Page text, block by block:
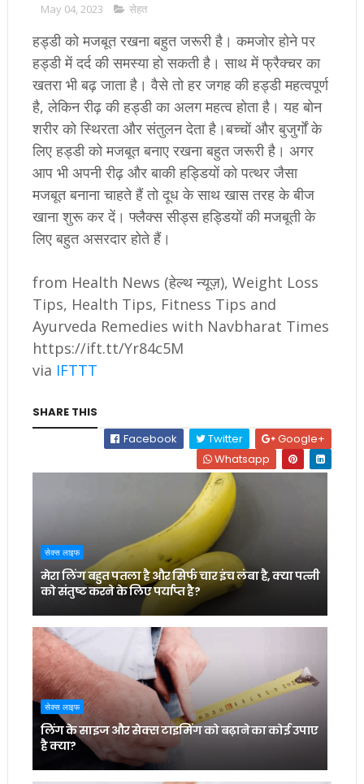
May 04, 2023 सेहत
हड्डी को मजबूत रखना बहुत जरूरी है। कमजोर होने पर
हड्डी में दर्द की समस्या हो सकती है। साथ में फ्रैक्चर का
खतरा भी बढ़ जाता है। वैसे तो हर जगह की हड्डी महत्वपूर्ण
है, लेकिन रीढ़ की हड्डी का अलग महत्व होता है। यह बोन
शरीर को स्थिरता और संतुलन देता है।बच्चों और बुजुर्गों के
लिए हड्डी को मजबूत बनाए रखना बहुत जरूरी है। अगर
आप भी अपनी रीढ़ और बाकी हड्डियों को पत्थर जैसा
मजबूत बनाना चाहते हैं तो दूध के साथ खास तरह के बीज
खाना शुरू कर दें। फ्लैक्स सीड्स हड्डियों की मजबूती के
लिए बहुत असरदार होते हैं।
from Health News (हेल्थ न्यूज़), Weight Loss
Tips, Health Tips, Fitness Tips and
Ayurveda Remedies with Navbharat Times
https://ift.tt/Yr84c5M
via IFTTT
SHARE THIS
Facebook
Twitter
Google+
Whatsapp
सेक्स लाइफ
मेरा लिंग बहुत पतला है और सिर्फ चार इंच लंबा है, क्या पत्नी
को संतुष्ट करने के लिए पर्याप्त है?
सेक्स लाइफ
लिंग के साइज और सेक्स टाइमिंग को बढ़ाने का कोई उपाए
है क्या?